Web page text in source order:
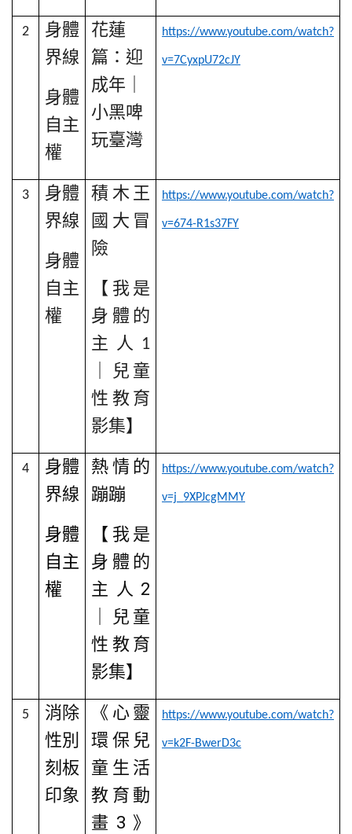
2
身體
界線
身體
自主
權
花蓮
篇：迎
成年｜
小黑啤
玩臺灣
https://www.youtube.com/watch?
v=7CyxpU72cJY
3
身體
界線
身體
自主
權
積木王
國大冒
險
【我是
身體的
主人
1
｜兒童
性教育
影集】
https://www.youtube.com/watch?
v=674-R1s37FY
4
身體
界線
身體
自主
權
熱情的
蹦蹦
【我是
身體的
主人 2
｜兒童
性教育
影集】
https://www.youtube.com/watch?
v=j_9XPJcgMMY
5
消除
性別
刻板
印象
《心靈
環保兒
童生活
教育動
畫 3 》
https://www.youtube.com/watch?
v=k2F-BwerD3c